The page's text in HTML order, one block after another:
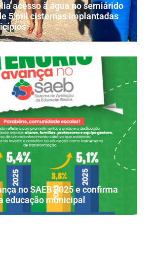
acesso à água no semiárido
5 mil cisternas implantadas
no SAEB 2025 e confirma
educação municipal